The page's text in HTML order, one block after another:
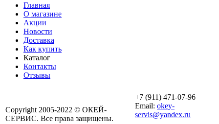
Главная
О магазине
Акции
Новости
Доставка
Как купить
Каталог
Контакты
Отзывы
Copyright 2005-2022 © ОКЕЙ-
СЕРВИС. Все права защищены.
+7 (911) 471-07-96
Email: okey-
servis@yandex.ru